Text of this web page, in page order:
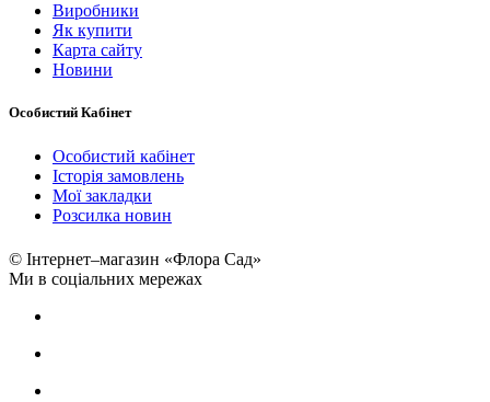
Виробники
Як купити
Карта сайту
Новини
Особистий Кабінет
Особистий кабінет
Історія замовлень
Мої закладки
Розсилка новин
© Інтернет–магазин «Флора Сад»
Ми в соціальних мережах